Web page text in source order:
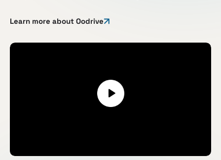
Learn more about Oodrive